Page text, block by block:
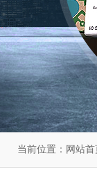
当前位置： 网站首